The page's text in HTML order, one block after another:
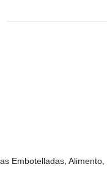
Embotelladas,